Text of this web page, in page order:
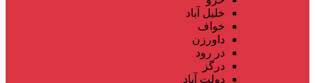
خلیل آباد
خواف
داورزن
در رود
درگز
دولت آباد